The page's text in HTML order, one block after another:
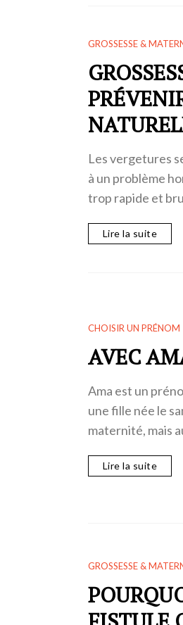
GROSSESSE &
Les vergetures
à un problème
trop rapide et
Lire la suite
CHOISIR UN PRÉNOM
AVEC
Ama est un
une fille née le
maternité, mais
Lire la suite
GROSSESSE &